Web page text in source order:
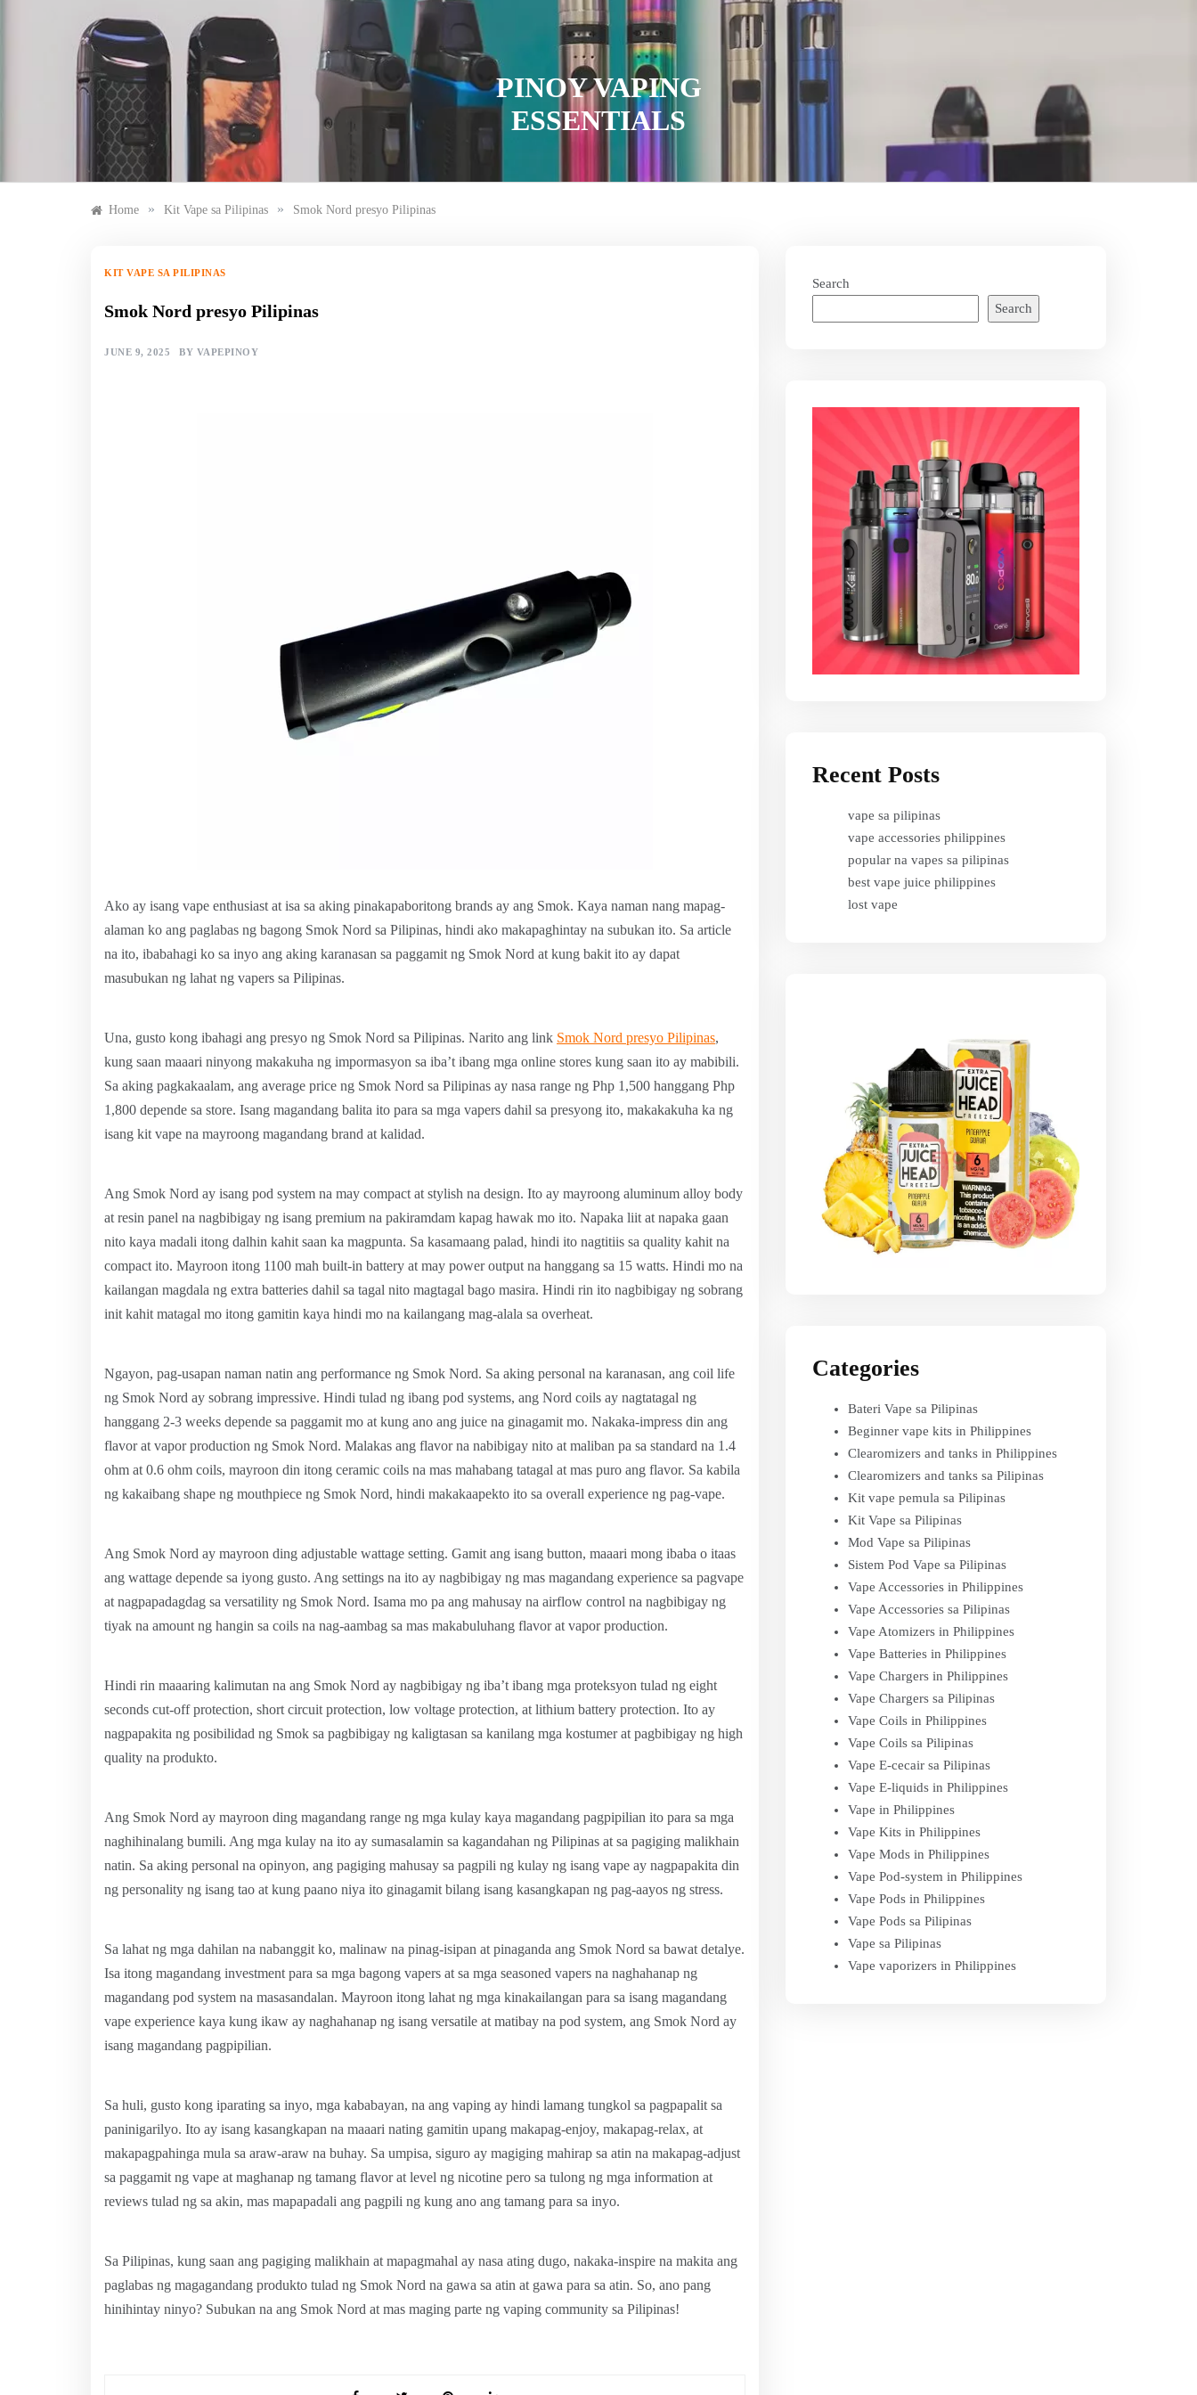
PINOY VAPING
ESSENTIALS
Home » Kit Vape sa Pilipinas » Smok Nord presyo Pilipinas
KIT VAPE SA PILIPINAS
Smok Nord presyo Pilipinas
JUNE 9, 2025 BY VAPEPINOY
Ako ay isang vape enthusiast at isa sa aking pinakapaboritong brands ay ang Smok. Kaya naman nang mapag-
alaman ko ang paglabas ng bagong Smok Nord sa Pilipinas, hindi ako makapaghintay na subukan ito. Sa article
na ito, ibabahagi ko sa inyo ang aking karanasan sa paggamit ng Smok Nord at kung bakit ito ay dapat
masubukan ng lahat ng vapers sa Pilipinas.
Una, gusto kong ibahagi ang presyo ng Smok Nord sa Pilipinas. Narito ang link Smok Nord presyo Pilipinas,
kung saan maaari ninyong makakuha ng impormasyon sa iba’t ibang mga online stores kung saan ito ay mabibili.
Sa aking pagkakaalam, ang average price ng Smok Nord sa Pilipinas ay nasa range ng Php 1,500 hanggang Php
1,800 depende sa store. Isang magandang balita ito para sa mga vapers dahil sa presyong ito, makakakuha ka ng
isang kit vape na mayroong magandang brand at kalidad.
Ang Smok Nord ay isang pod system na may compact at stylish na design. Ito ay mayroong aluminum alloy body
at resin panel na nagbibigay ng isang premium na pakiramdam kapag hawak mo ito. Napaka liit at napaka gaan
nito kaya madali itong dalhin kahit saan ka magpunta. Sa kasamaang palad, hindi ito nagtitiis sa quality kahit na
compact ito. Mayroon itong 1100 mah built-in battery at may power output na hanggang sa 15 watts. Hindi mo na
kailangan magdala ng extra batteries dahil sa tagal nito magtagal bago masira. Hindi rin ito nagbibigay ng sobrang
init kahit matagal mo itong gamitin kaya hindi mo na kailangang mag-alala sa overheat.
Ngayon, pag-usapan naman natin ang performance ng Smok Nord. Sa aking personal na karanasan, ang coil life
ng Smok Nord ay sobrang impressive. Hindi tulad ng ibang pod systems, ang Nord coils ay nagtatagal ng
hanggang 2-3 weeks depende sa paggamit mo at kung ano ang juice na ginagamit mo. Nakaka-impress din ang
flavor at vapor production ng Smok Nord. Malakas ang flavor na nabibigay nito at maliban pa sa standard na 1.4
ohm at 0.6 ohm coils, mayroon din itong ceramic coils na mas mahabang tatagal at mas puro ang flavor. Sa kabila
ng kakaibang shape ng mouthpiece ng Smok Nord, hindi makakaapekto ito sa overall experience ng pag-vape.
Ang Smok Nord ay mayroon ding adjustable wattage setting. Gamit ang isang button, maaari mong ibaba o itaas
ang wattage depende sa iyong gusto. Ang settings na ito ay nagbibigay ng mas magandang experience sa pagvape
at nagpapadagdag sa versatility ng Smok Nord. Isama mo pa ang mahusay na airflow control na nagbibigay ng
tiyak na amount ng hangin sa coils na nag-aambag sa mas makabuluhang flavor at vapor production.
Hindi rin maaaring kalimutan na ang Smok Nord ay nagbibigay ng iba’t ibang mga proteksyon tulad ng eight
seconds cut-off protection, short circuit protection, low voltage protection, at lithium battery protection. Ito ay
nagpapakita ng posibilidad ng Smok sa pagbibigay ng kaligtasan sa kanilang mga kostumer at pagbibigay ng high
quality na produkto.
Ang Smok Nord ay mayroon ding magandang range ng mga kulay kaya magandang pagpipilian ito para sa mga
naghihinalang bumili. Ang mga kulay na ito ay sumasalamin sa kagandahan ng Pilipinas at sa pagiging malikhain
natin. Sa aking personal na opinyon, ang pagiging mahusay sa pagpili ng kulay ng isang vape ay nagpapakita din
ng personality ng isang tao at kung paano niya ito ginagamit bilang isang kasangkapan ng pag-aayos ng stress.
Sa lahat ng mga dahilan na nabanggit ko, malinaw na pinag-isipan at pinaganda ang Smok Nord sa bawat detalye.
Isa itong magandang investment para sa mga bagong vapers at sa mga seasoned vapers na naghahanap ng
magandang pod system na masasandalan. Mayroon itong lahat ng mga kinakailangan para sa isang magandang
vape experience kaya kung ikaw ay naghahanap ng isang versatile at matibay na pod system, ang Smok Nord ay
isang magandang pagpipilian.
Sa huli, gusto kong iparating sa inyo, mga kababayan, na ang vaping ay hindi lamang tungkol sa pagpapalit sa
paninigarilyo. Ito ay isang kasangkapan na maaari nating gamitin upang makapag-enjoy, makapag-relax, at
makapagpahinga mula sa araw-araw na buhay. Sa umpisa, siguro ay magiging mahirap sa atin na makapag-adjust
sa paggamit ng vape at maghanap ng tamang flavor at level ng nicotine pero sa tulong ng mga information at
reviews tulad ng sa akin, mas mapapadali ang pagpili ng kung ano ang tamang para sa inyo.
Sa Pilipinas, kung saan ang pagiging malikhain at mapagmahal ay nasa ating dugo, nakaka-inspire na makita ang
paglabas ng magagandang produkto tulad ng Smok Nord na gawa sa atin at gawa para sa atin. So, ano pang
hinihintay ninyo? Subukan na ang Smok Nord at mas maging parte ng vaping community sa Pilipinas!
Search
Search
Recent Posts
vape sa pilipinas
vape accessories philippines
popular na vapes sa pilipinas
best vape juice philippines
lost vape
Categories
Bateri Vape sa Pilipinas
Beginner vape kits in Philippines
Clearomizers and tanks in Philippines
Clearomizers and tanks sa Pilipinas
Kit vape pemula sa Pilipinas
Kit Vape sa Pilipinas
Mod Vape sa Pilipinas
Sistem Pod Vape sa Pilipinas
Vape Accessories in Philippines
Vape Accessories sa Pilipinas
Vape Atomizers in Philippines
Vape Batteries in Philippines
Vape Chargers in Philippines
Vape Chargers sa Pilipinas
Vape Coils in Philippines
Vape Coils sa Pilipinas
Vape E-cecair sa Pilipinas
Vape E-liquids in Philippines
Vape in Philippines
Vape Kits in Philippines
Vape Mods in Philippines
Vape Pod-system in Philippines
Vape Pods in Philippines
Vape Pods sa Pilipinas
Vape sa Pilipinas
Vape vaporizers in Philippines